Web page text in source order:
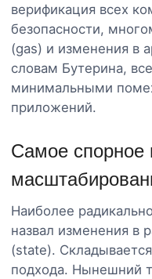
верификация всех
безопасности,
(gas) и изменения в
словам Бутерина,
минимальными
приложений.
Самое спорное
Наиболее
назвал изменения в
(state).
подхода. Нынешний